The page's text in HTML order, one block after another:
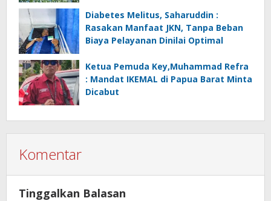
Diabetes Melitus, Saharuddin :
Rasakan Manfaat JKN, Tanpa Beban
Biaya Pelayanan Dinilai Optimal
Ketua Pemuda Key,Muhammad Refra
: Mandat IKEMAL di Papua Barat Minta
Dicabut
Komentar
Tinggalkan Balasan